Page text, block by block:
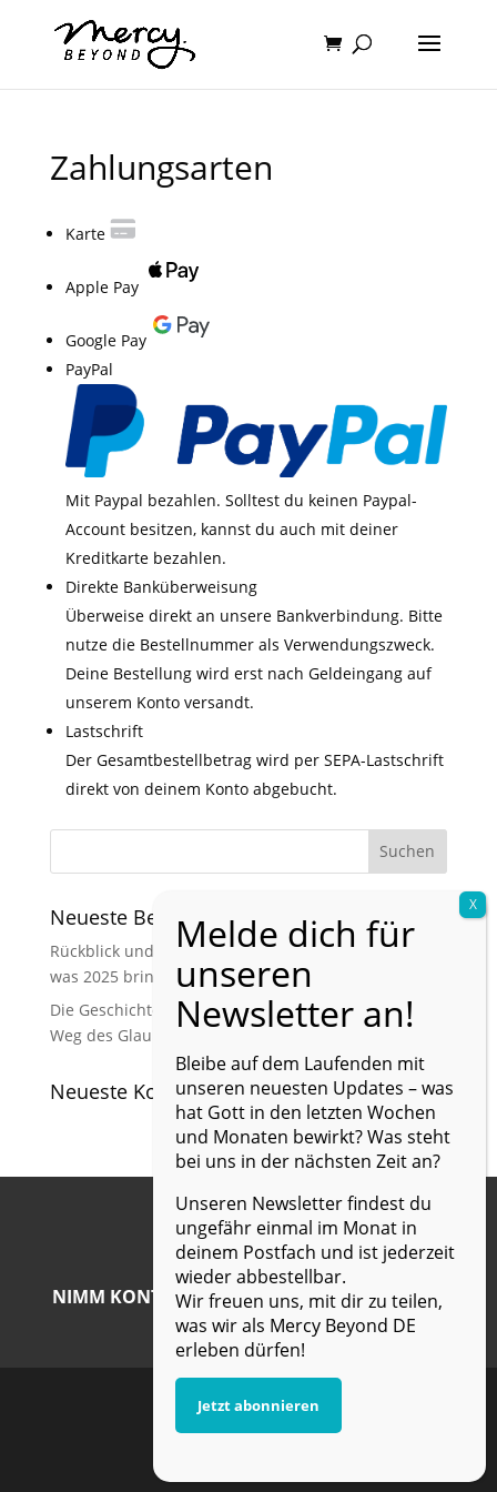
Zahlungsarten
Karte
Apple Pay
Google Pay
PayPal
Mit Paypal bezahlen. Solltest du keinen Paypal-
Account besitzen, kannst du auch mit deiner
Kreditkarte bezahlen.
Direkte Banküberweisung
Überweise direkt an unsere Bankverbindung. Bitte
nutze die Bestellnummer als Verwendungszweck.
Deine Bestellung wird erst nach Geldeingang auf
unserem Konto versandt.
Lastschrift
Der Gesamtbestellbetrag wird per SEPA-Lastschrift
direkt von deinem Konto abgebucht.
Neueste Beiträge
Rückblick und Ausblick: Was 2024 geprägt hat und
was 2025 bringt
Die Geschichte von Mercy Beyond Deutschland – Ein
Weg des Glaubens und der Berufung
Neueste Kommentare
NIMM KONTAKT MIT UNS AUF UND ERFAHRE
MEHR!
Bleibe auf dem Laufenden mit
unseren neuesten Updates – was
hat Gott in den letzten Wochen
und Monaten bewirkt? Was steht
bei uns in der nächsten Zeit an?
Unseren Newsletter findest du
ungefähr einmal im Monat in
deinem Postfach und ist jederzeit
wieder abbestellbar.
Wir freuen uns, mit dir zu teilen,
was wir als Mercy Beyond DE
erleben dürfen!
Jetzt abonnieren